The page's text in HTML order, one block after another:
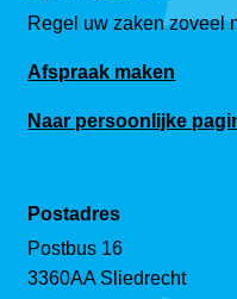
Regel uw zaken zoveel
Afspraak maken
Naar persoonlijke
Postadres
Postbus 16
3360AA Sliedrecht